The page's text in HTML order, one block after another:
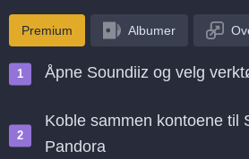
Premium Albumer
Åpne Soundiiz og velg
Koble sammen kontoene til
Pandora